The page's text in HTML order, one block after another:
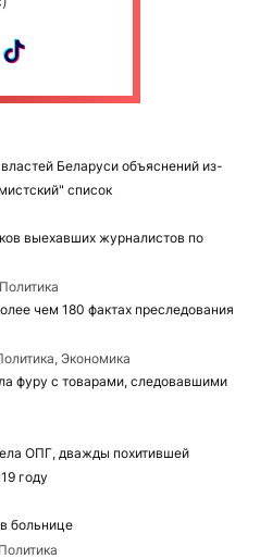
Беларуси объяснений из-
список
выехавших журналистов по
чем 180 фактах преследования
Экономика
фуру с товарами, следовавшими
ОПГ, дважды похитившей
году
больнице